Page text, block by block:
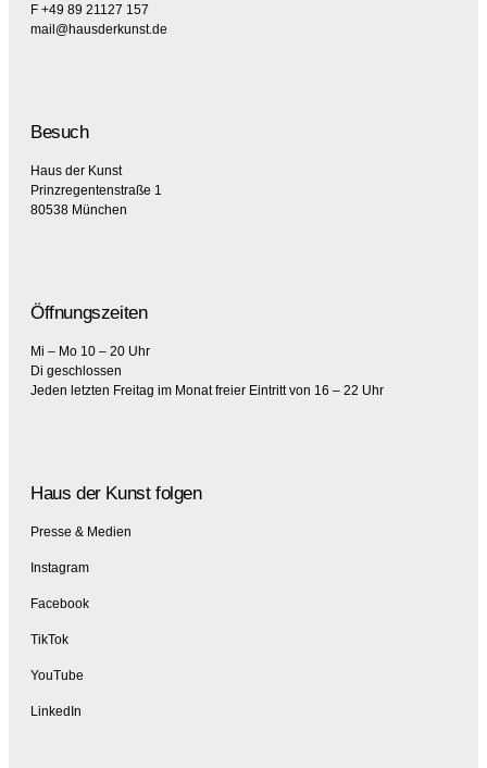
F +49 89 21127 157
mail@hausderkunst.de
Besuch
Haus der Kunst
Prinzregentenstraße 1
80538 München
Öffnungszeiten
Mi – Mo 10 – 20 Uhr
Di geschlossen
Jeden letzten Freitag im Monat freier Eintritt von 16 – 22 Uhr
Haus der Kunst folgen
Presse & Medien
Instagram
Facebook
TikTok
YouTube
LinkedIn